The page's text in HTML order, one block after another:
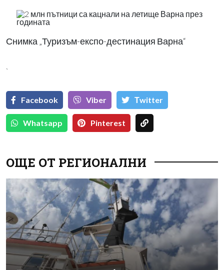
Снимка „Туризъм-експо-дестинация Варна“
`
Facebook Viber Тwitter
Whatsapp Pinterest
ОЩЕ ОТ РЕГИОНАЛНИ